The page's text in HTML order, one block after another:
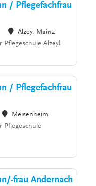
/ Pflegefachfrau
Alzey, Mainz
Alzey!
/ Pflegefachfrau
Meisenheim
Pflegeschule
frau Andernach